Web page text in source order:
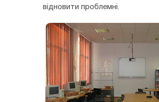
відновити проблемні.